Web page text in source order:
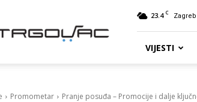
23.4 C Zagreb
VIJESTI
Promometar Pranje posuđa – Promocije i dalje